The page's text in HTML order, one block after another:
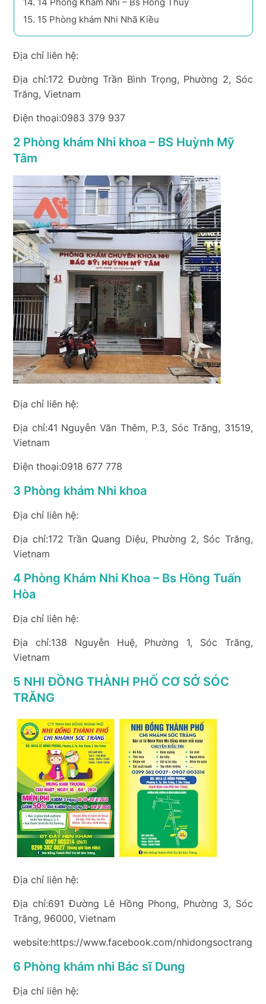
15. 15 Phòng khám Nhi Nhã Kiều
Địa chỉ liên hệ:
Địa chỉ:172 Đường Trần Bình Trọng, Phường 2, Sóc
Trăng, Vietnam
Điện thoại:0983 379 937
2 Phòng khám Nhi khoa – BS Huỳnh Mỹ
Tâm
Địa chỉ liên hệ:
Địa chỉ:41 Nguyễn Văn Thêm, P.3, Sóc Trăng, 31519,
Vietnam
Điện thoại:0918 677 778
3 Phòng khám Nhi khoa
Địa chỉ liên hệ:
Địa chỉ:172 Trần Quang Diệu, Phường 2, Sóc Trăng,
Vietnam
4 Phòng Khám Nhi Khoa – Bs Hồng Tuấn
Hòa
Địa chỉ liên hệ:
Địa chỉ:138 Nguyễn Huệ, Phường 1, Sóc Trăng,
Vietnam
5 NHI ĐỒNG THÀNH PHỐ CƠ SỞ SÓC
TRĂNG
Địa chỉ liên hệ:
Địa chỉ:691 Đường Lê Hồng Phong, Phường 3, Sóc
Trăng, 96000, Vietnam
website:https://www.facebook.com/nhidongsoctrang/
6 Phòng khám nhi Bác sĩ Dung
Địa chỉ liên hệ: